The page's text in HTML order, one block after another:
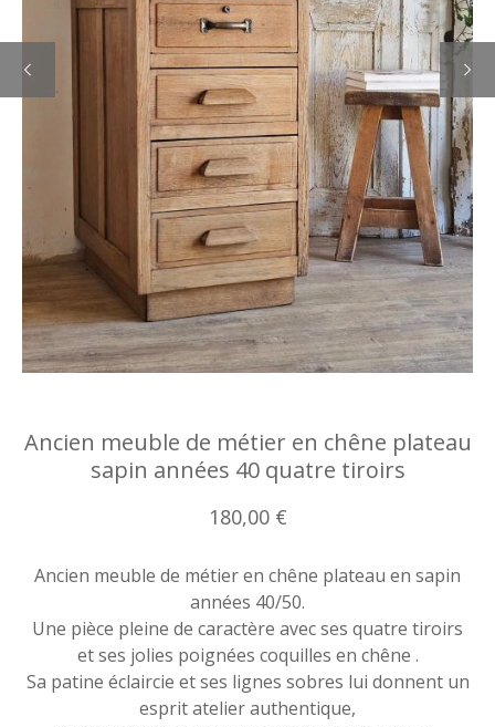
Ancien meuble de métier en chêne plateau
sapin années 40 quatre tiroirs
180,00 €
Ancien meuble de métier en chêne plateau en sapin
années 40/50.
Une pièce pleine de caractère avec ses quatre tiroirs
et ses jolies poignées coquilles en chêne .
Sa patine éclaircie et ses lignes sobres lui donnent un
esprit atelier authentique,